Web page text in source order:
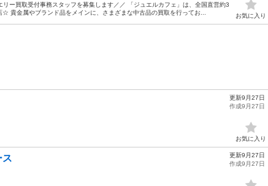
ー買取受付事務スタッフを募集します／／ 「ジュエルカフェ」は、全国直営約3
貴金属やブランド品をメインに、さまざまな中古品の買取を行ってお...
お気に入り
更新9月27日
作成9月27日
お気に入り
更新9月27日
作成9月27日